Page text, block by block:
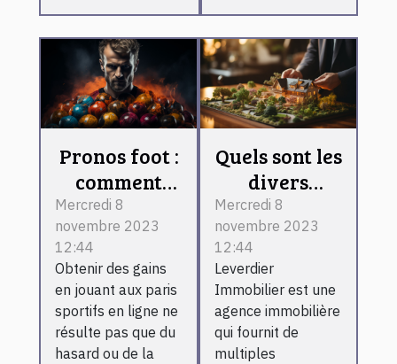
Pronos foot :
comment
devenir un
expert ?
Mercredi 8
novembre 2023
12:44
Obtenir des gains
en jouant aux paris
sportifs en ligne ne
résulte pas que du
hasard ou de la
Quels sont les
divers
services que
propose
Leverdier
Immobilier ?
Mercredi 8
novembre 2023
12:44
Leverdier
Immobilier est une
agence immobilière
qui fournit de
multiples